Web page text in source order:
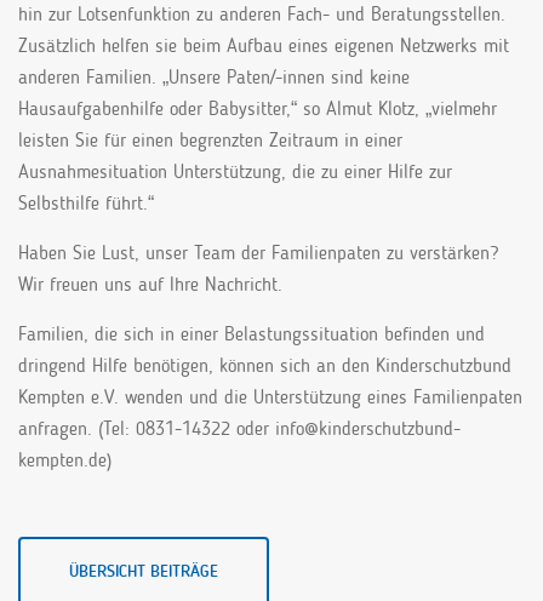
hin zur Lotsenfunktion zu anderen Fach- und Beratungsstellen.
Zusätzlich helfen sie beim Aufbau eines eigenen Netzwerks mit
anderen Familien. „Unsere Paten/-innen sind keine
Hausaufgabenhilfe oder Babysitter,“ so Almut Klotz, „vielmehr
leisten Sie für einen begrenzten Zeitraum in einer
Ausnahmesituation Unterstützung, die zu einer Hilfe zur
Selbsthilfe führt.“
Haben Sie Lust, unser Team der Familienpaten zu verstärken?
Wir freuen uns auf Ihre Nachricht.
Familien, die sich in einer Belastungssituation befinden und
dringend Hilfe benötigen, können sich an den Kinderschutzbund
Kempten e.V. wenden und die Unterstützung eines Familienpaten
anfragen. (Tel: 0831-14322 oder info@kinderschutzbund-
kempten.de)
ÜBERSICHT BEITRÄGE